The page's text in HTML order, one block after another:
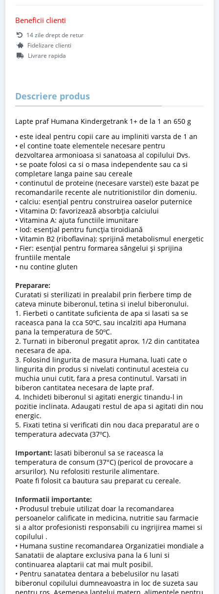
Beneficii clienti
14 zile drept de retur
Fidelizare clienti
Livrare rapida
Descriere produs
Lapte praf Humana Kindergetrank 1+ de la 1 an 650 g
• este ideal pentru copii care au impliniti varsta de 1 an
• el contine toate elementele necesare pentru
dezvoltarea armonioasa si sanatoasa al copilului Dvs.
• se poate folosi ca si o masa independente sau ca si
completare langa paine sau cereale
• continutul de proteine (necesare varstei) este bazat pe
recomandarile recente ale nutritionistilor din domeniu.
• calciu: esențial pentru construirea oaselor puternice
• Vitamina D: favorizează absorbția calciului
• Vitamina A: ajuta functiile imunitare
• Iod: esențial pentru funcția tiroidiană
• Vitamin B2 (riboflavina): sprijină metabolismul energetic
• Fier: esențial pentru formarea sângelui și sprijina
fruntiile mentale
• nu contine gluten
Preparare:
Curatati si sterilizati in prealabil prin fierbere timp de
cateva minute biberonul, tetina si inelul biberonului.
1. Fierbeti o cantitate suficienta de apa si lasati sa se
raceasca pana la cca 50ºC, sau incalziti apa Humana
pana la temperatura de 50ºC.
2. Turnati in biberonul pregatit aprox. 1/2 din cantitatea
necesara de apa.
3. Folosind lingurita de masura Humana, luati cate o
lingurita din produs si nivelati continutul acesteia cu
muchia unui cutit, fara a presa continutul. Varsati in
biberon cantitatea necesara de lapte praf.
4. Inchideti biberonul si agitati energic tinandu-l in
pozitie inclinata. Adaugati restul de apa si agitati din nou
energic.
5. Fixati tetina si verificati din nou daca preparatul are o
temperatura adecvata (37ºC).
Important: lasati biberonul sa se raceasca la
temperatura de consum (37°C) (pericol de provocare a
arsurilor). Nu refolositi resturile alimentare.
Poate fi folosit ca bautura sau preparat cu cereale.
Informatii importante:
• Produsul trebuie utilizat doar la recomandarea
persoanelor calificate in medicina, nutritie sau farmacie
si a altor profesionisti responsabili cu ingrijirea mamei si
copilului .
• Humana sustine recomandarea Organizatiei mondiale a
Sanatatii de alaptare exclusiva pana la 6 luni si
continuarea alaptarii cat mai mult posibil.
• Pentru sanatatea dentara a bebelusilor nu lasati
biberonul copilului dumneavoastra in loc de suzeta sau